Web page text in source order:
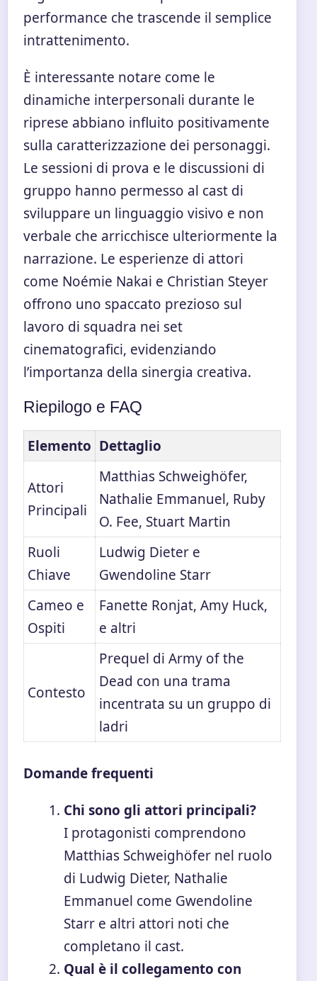
performance che trascende il semplice
intrattenimento.
È interessante notare come le
dinamiche interpersonali durante le
riprese abbiano influito positivamente
sulla caratterizzazione dei personaggi.
Le sessioni di prova e le discussioni di
gruppo hanno permesso al cast di
sviluppare un linguaggio visivo e non
verbale che arricchisce ulteriormente la
narrazione. Le esperienze di attori
come Noémie Nakai e Christian Steyer
offrono uno spaccato prezioso sul
lavoro di squadra nei set
cinematografici, evidenziando
l’importanza della sinergia creativa.
Riepilogo e FAQ
Elemento Dettaglio
Attori
Principali
Matthias Schweighöfer,
Nathalie Emmanuel, Ruby
O. Fee, Stuart Martin
Ruoli
Chiave
Ludwig Dieter e
Gwendoline Starr
Cameo e
Ospiti
Fanette Ronjat, Amy Huck,
e altri
Contesto
Prequel di Army of the
Dead con una trama
incentrata su un gruppo di
ladri
Domande frequenti
Chi sono gli attori principali?
I protagonisti comprendono
Matthias Schweighöfer nel ruolo
di Ludwig Dieter, Nathalie
Emmanuel come Gwendoline
Starr e altri attori noti che
completano il cast.
Qual è il collegamento con